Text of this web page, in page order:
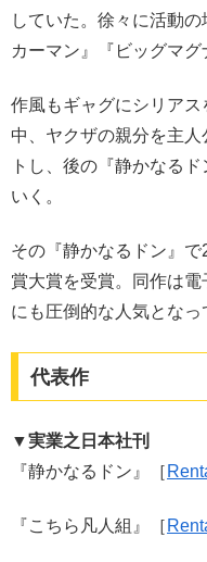
していた。徐々に活動
カーマン』『ビッグマグ
作風もギャグにシリアス
中、ヤクザの親分を主
トし、後の『静かなる
いく。
その『静かなるドン』
賞大賞を受賞。同作は
にも圧倒的な人気となっ
代表作
▼実業之日本社刊
『静かなるドン』［
『こちら凡人組』［